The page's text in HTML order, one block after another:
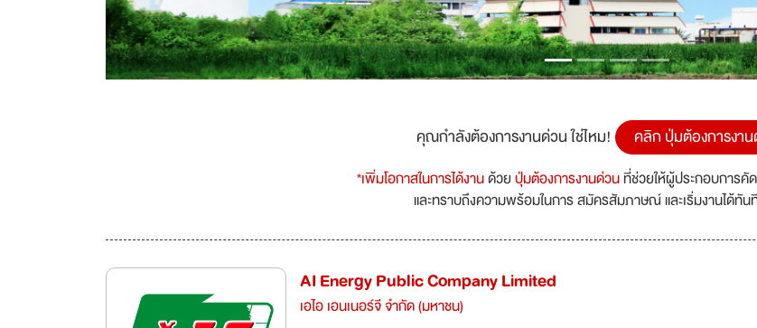
คุณกำลังต้องการงานด่วน ใช่ไหม! คลิก ปุ่มต้องการงา
*เพิ่มโอกาสในการได้งานด้วยปุ่มต้องการงานด่วนที่ช่วยให้ผู้ประกอบการคั
และทราบถึงความพร้อมในการ สมัครสัมภาษณ์ และเริ่มงานได้ทั
AI Energy Public Company Limited
เอไอ เอนเนอร์จี จำกัด (มหาชน)